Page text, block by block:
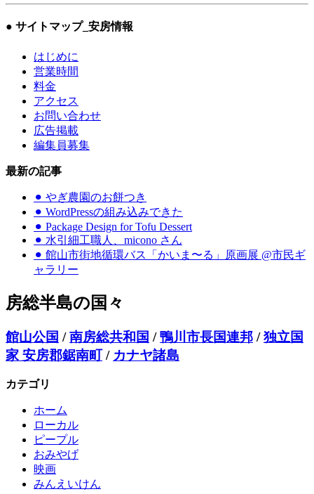
● サイトマップ_安房情報
はじめに
営業時間
料金
アクセス
お問い合わせ
広告掲載
編集員募集
最新の記事
⚫︎ やぎ農園のお餅つき
⚫︎ WordPressの組み込みできた
⚫︎ Package Design for Tofu Dessert
⚫︎ 水引細工職人、micono さん
⚫︎ 館山市街地循環バス「かいま〜る」原画展 @市民ギ
ャラリー
房総半島の国々
館山公国 /南房総共和国 /鴨川市長国連邦 /独立国
家 安房郡鋸南町/ カナヤ諸島
カテゴリ
ホーム
ローカル
ピープル
おみやげ
映画
みんえいけん